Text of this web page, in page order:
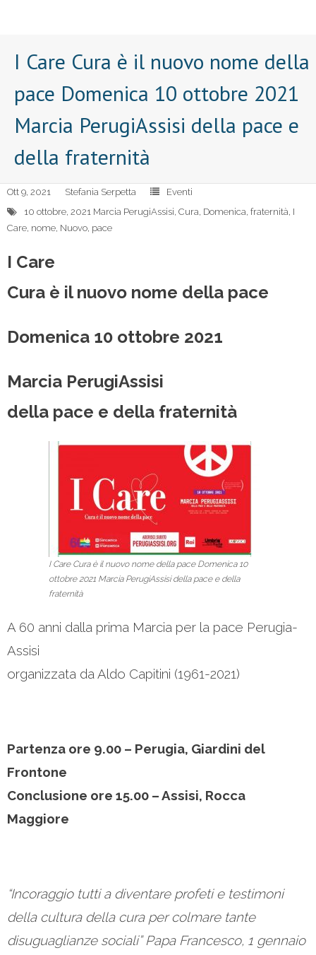
I Care Cura è il nuovo nome della
pace Domenica 10 ottobre 2021
Marcia PerugiAssisi della pace e
della fraternità
Ott 9, 2021 Stefania Serpetta
Eventi
10 ottobre, 2021 Marcia PerugiAssisi, Cura, Domenica, fraternità, I
Care, nome, Nuovo, pace
I Care
Cura è il nuovo nome della pace
Domenica 10 ottobre 2021
Marcia PerugiAssisi
della pace e della fraternità
I Care Cura è il nuovo nome della pace Domenica 10
ottobre 2021 Marcia PerugiAssisi della pace e della
fraternità
A 60 anni dalla prima Marcia per la pace Perugia-
Assisi
organizzata da Aldo Capitini (1961-2021)
Partenza ore 9.00 – Perugia, Giardini del
Frontone
Conclusione ore 15.00 – Assisi, Rocca
Maggiore
“Incoraggio tutti a diventare profeti e testimoni
della cultura della cura per colmare tante
disuguaglianze sociali” Papa Francesco, 1 gennaio